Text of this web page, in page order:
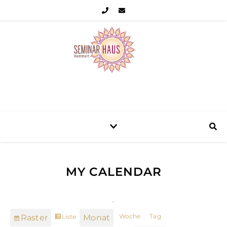
MY CALENDAR
.
Anzeigen
Raster
Ansicht
Liste Monat Woche Tag